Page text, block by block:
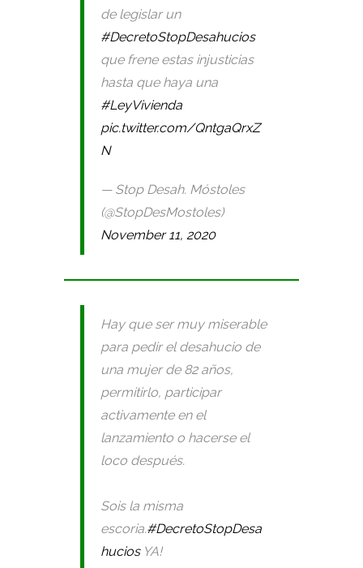
de legislar un
#DecretoStopDesahucios
que frene estas injusticias
hasta que haya una
#LeyVivienda
pic.twitter.com/QntgaQrxZ
N
— Stop Desah. Móstoles
(@StopDesMostoles)
November 11, 2020
Hay que ser muy miserable
para pedir el desahucio de
una mujer de 82 años,
permitirlo, participar
activamente en el
lanzamiento o hacerse el
loco después.
Sois la misma
escoria.#DecretoStopDesa
huciosYA!